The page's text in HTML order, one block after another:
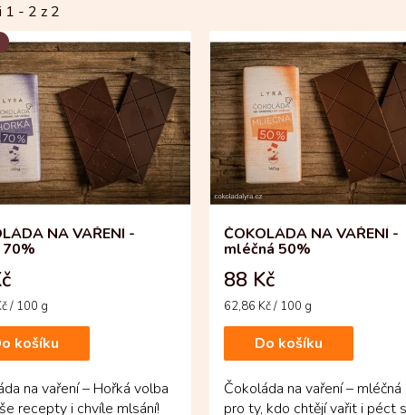
1 - 2 z 2
NA VAŘENÍ -
/ 100 g
košíku
na vaření – Hořká volba
recepty i chvíle mlsání!
ČOKOLÁDA NA VAŘENÍ -
mléčná 50%
88 Kč
Měrná
62,86 Kč / 100 g
Do košíku
Čokoláda na vaření –
pro ty, kdo chtějí vařit i péct s